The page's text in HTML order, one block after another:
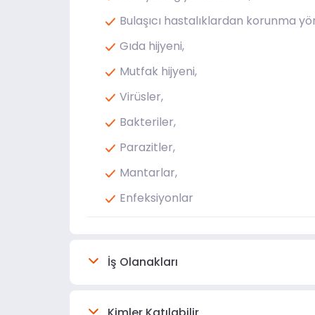
Bulaşıcı hastalıklardan korunma
Gıda hijyeni,
Mutfak hijyeni,
Virüsler,
Bakteriler,
Parazitler,
Mantarlar,
Enfeksiyonlar
İş Olanakları